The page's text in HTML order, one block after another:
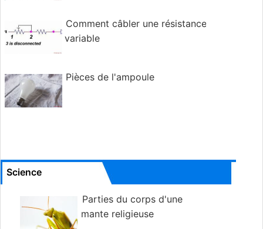
Comment câbler une résistance
variable
Pièces de l'ampoule
Science
Parties du corps d'une
mante religieuse